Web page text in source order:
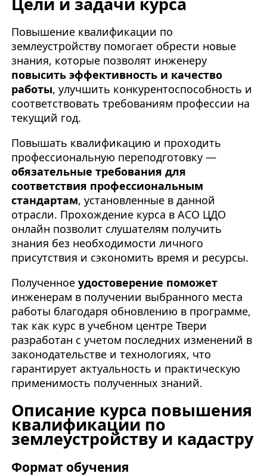
Повышение квалификации по
землеустройству помогает обрести новые
знания, которые позволят инженеру
повысить эффективность и качество
работы, улучшить конкурентоспособность и
соответствовать требованиям профессии на
текущий год.
Повышать квалификацию и проходить
профессиональную переподготовку —
обязательные требования для
соответствия профессиональным
стандартам, установленные в данной
отрасли. Прохождение курса в АСО ЦДО
онлайн позволит слушателям получить
знания без необходимости личного
присутствия и сэкономить время и ресурсы.
Полученное удостоверение поможет
инженерам в получении выбранного места
работы благодаря обновлению в программе,
так как курс в учебном центре Твери
разработан с учетом последних изменений в
законодательстве и технологиях, что
гарантирует актуальность и практическую
применимость полученных знаний.
Описание курса повышения
квалификации по
землеустройству и кадастру
Формат обучения